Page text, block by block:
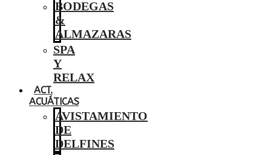
BODEGAS
&
ALMAZARAS
SPA
Y
RELAX
ACT.
ACUÁTICAS
AVISTAMIENTO
DE
DELFINES